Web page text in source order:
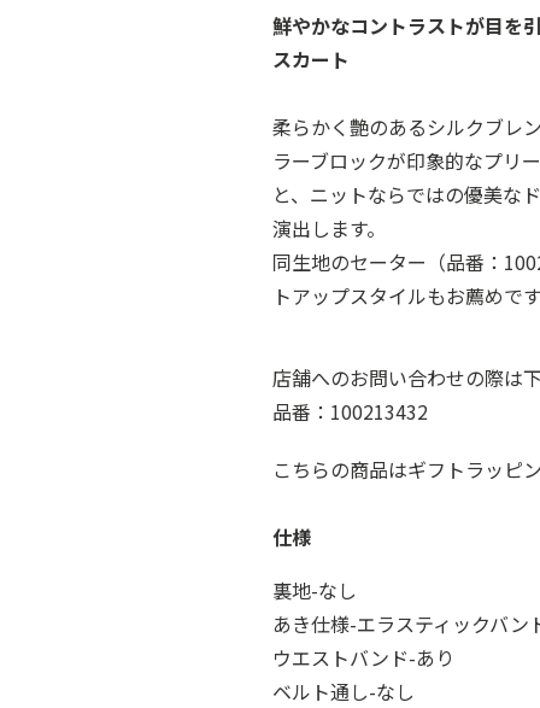
鮮やかなコントラストが目を
スカート
柔らかく艶のあるシルクブレ
ラーブロックが印象的なプリ
と、ニットならではの優美な
演出します。
同生地のセーター（品番：
トアップスタイルもお薦めで
店舗へのお問い合わせの際は
品番：100213432
こちらの商品はギフトラッピ
仕様
裏地-なし
あき仕様-エラスティックバン
ウエストバンド-あり
ベルト通し-なし